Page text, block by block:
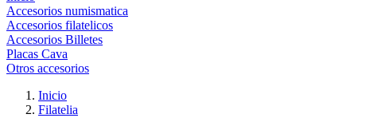
Accesorios numismatica
Accesorios filatelicos
Accesorios Billetes
Placas Cava
Otros accesorios
Inicio
Filatelia